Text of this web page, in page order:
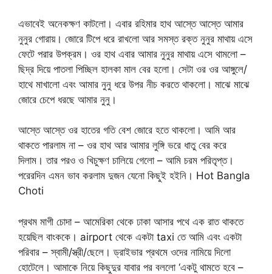
এভাবেই অনেকক্ষণ কাটলো। এবার রহিমার হাথ আস্তে আস্তে আমার
নুনুর গোরায়। জোরে টিপে ধরে রাখলো আর সমস্ত রক্ত নুনুর মাথায় এসে
ফেটে পরার উপক্রম। ওর হাথ এবার আমার নুনুর মাথায় এসে থামলো –
ছিদ্র দিয়ে পাতলা পিচ্ছিল হালকা মাল বের হলো। সেটা ওর ওর আঙ্গুলে/
হাথে মাখালো এবং আমার নুনু ধরে উপর নীচ করতে থাকলো। মাঝে মাঝে
জোরে চেপে ধরছে আমার নুনু।
আস্তে আস্তে ওর হাতের গতি বেশ জোরে হতে থাকলো। আমি আর
থাকতে পারলাম না – ওর হাথ আর আমার লুঙ্গি ভরে ধাতু বের করে
দিলাম। তার পরও ও খিচুক্ষণ চালিয়ে গেলো – আমি চরম পরিতৃপ্ত।
পরেরদিন এমন ভাব করলাম দুজন যেনো কিছুই হইনি। Hot Bangla
Choti
প্রথম মাগী চোদা – আমেরিকা থেকে ঢাকা আসার পথে এক রাত থাকতে
হয়েছিল বাংককে। airport থেকে একটা taxi তে আমি এবং একটা
পরিবার – স্বামী/স্ত্রী/ছেলে। ড্রাইভার প্রথমে ওদের নামিয়ে দিলো
হোটেলে। আমাকে নিয়ে কিছুদুর যাবার পর বললো ‘একটু থামতে হবে –